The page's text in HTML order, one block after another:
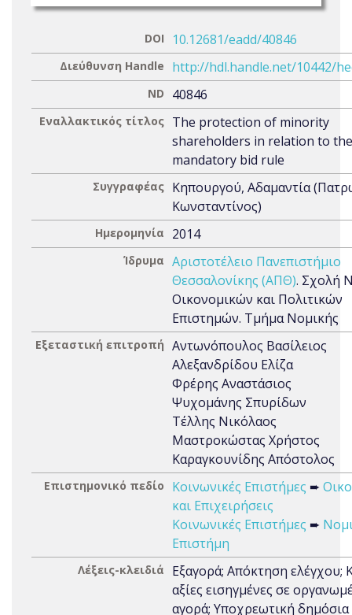
DOI 10.12681/eadd/40846
Διεύθυνση Handle http://hdl.handle.net/10442/
ND 40846
Εναλλακτικός τίτλος The protection of minority
shareholders in relation to the
mandatory bid rule
Συγγραφέας Κηπουργού, Αδαμαντία
Κωνσταντίνος)
Ημερομηνία 2014
Ίδρυμα Αριστοτέλειο Πανεπιστήμιο
Θεσσαλονίκης (ΑΠΘ). Σχολή
Οικονομικών και Πολιτικών
Επιστημών. Τμήμα Νομικής
Εξεταστική επιτροπή Αντωνόπουλος Βασίλειος
Αλεξανδρίδου Ελίζα
Φρέρης Αναστάσιος
Ψυχομάνης Σπυρίδων
Τέλλης Νικόλαος
Μαστροκώστας Χρήστος
Καραγκουνίδης Απόστολος
Επιστημονικό πεδίο Κοινωνικές Επιστήμες ➨
και Επιχειρήσεις
Κοινωνικές Επιστήμες ➨
Επιστήμη
Λέξεις-κλειδιά
Εξαγορά; Απόκτηση ελέγχου;
αξίες εισηγμένες σε
αγορά; Υποχρεωτική δημόσια